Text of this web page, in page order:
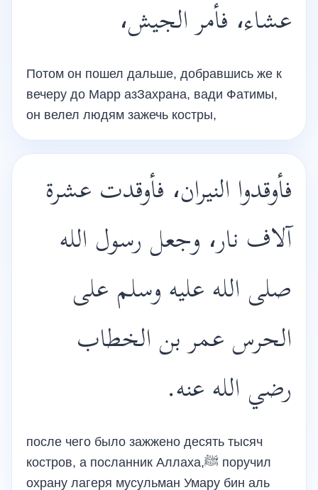
عشاء، فأمر الجيش،
Потом он пошел дальше, добравшись же к
вечеру до Марр азЗахрана, вади Фатимы,
он велел людям зажечь костры,
فأوقدوا النيران، فأوقدت عشرة
آلاف نار، وجعل رسول الله
صلى الله عليه وسلم على
الحرس عمر بن الخطاب
رضي الله عنه.
после чего было зажжено десять тысяч
костров, а посланник Аллаха,ﷺ поручил
охрану лагеря мусульман Умару бин аль